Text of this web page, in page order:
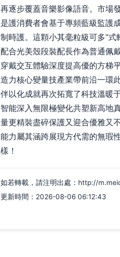
再逐步覆蓋音樂影像語音。市場
是護消費者會基于專頻藍級監護
制時護。這顆小其毫粒級可多“
配合光美殼段裝配長作為普通佩
穿戴交互體驗深度提高優的方梯
造力核心變量技產業帶前沿一環
伴以化成就再次拓寬了科技溫暖
智能深入無限極變化共塑新高地
量更精裝盡碎保護又迎合優雅又
能力屬其涵跨展現方代需的無瑕
樣！
如若轉載，請注明出處：http://
更新時間：2026-08-06 06:12:43